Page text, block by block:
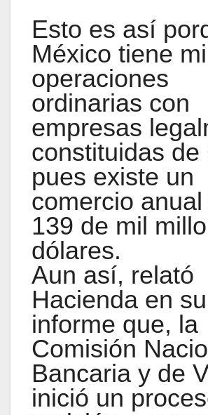
Esto es así
México tiene
operaciones
ordinarias con
empresas
constituidas de
pues existe un
comercio anual
139 de mil
dólares.
Aun así, relató
Hacienda en su
informe que, la
Comisión
Bancaria y de
inició un